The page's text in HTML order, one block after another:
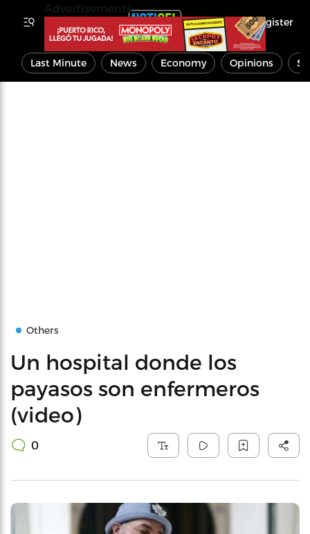
Register
Last Minute News Economy Opinions
Others
Un hospital donde los
payasos son enfermeros
(video)
0
Advertisements